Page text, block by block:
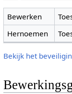
Bewerken
Hernoemen
Bekijk het